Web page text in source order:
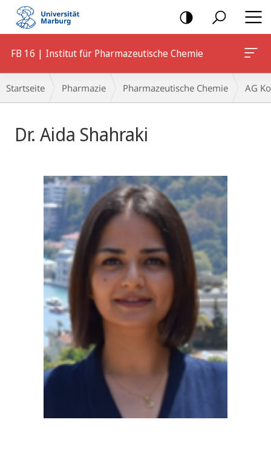
Mobile-
Navigation
FB 16 | Institut für Pharmazeutische Chemie
Breadcrumb-
Navigation
Startseite Pharmazie Pharmazeutische Chemie AG
Dr. Aida Shahraki